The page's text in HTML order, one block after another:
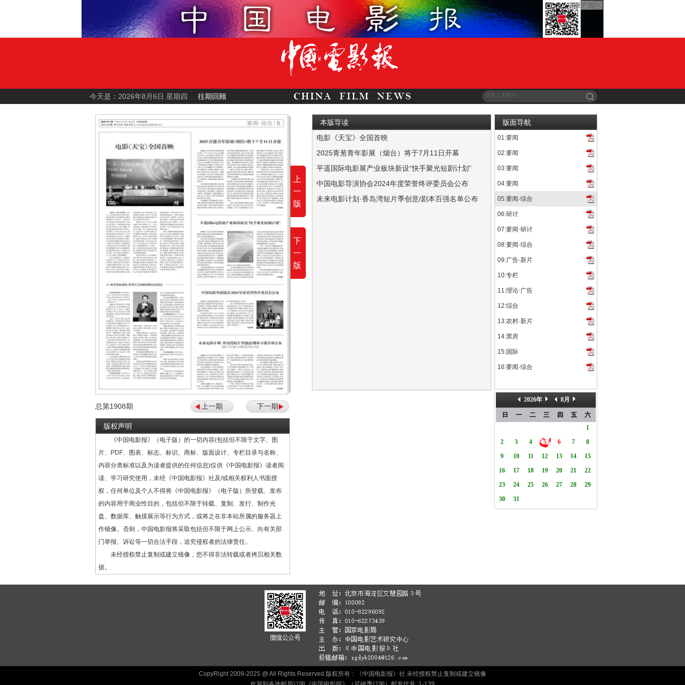
今天是：2026年8月6日 星期四 往期回顾
上
一
版
下
一
版
总第1908期 上一期 下一期
版权声明
《中国电影报》（电子版）的一切内容(包括但不限于文字、图
片、PDF、图表、标志、标识、商标、版面设计、专栏目录与名称、
内容分类标准以及为读者提供的任何信息)仅供《中国电影报》读者阅
读、学习研究使用，未经《中国电影报》社及/或相关权利人书面授
权，任何单位及个人不得将《中国电影报》（电子版）所登载、发布
的内容用于商业性目的，包括但不限于转载、复制、发行、制作光
盘、数据库、触摸展示等行为方式，或将之在非本站所属的服务器上
作镜像。否则，中国电影报将采取包括但不限于网上公示、向有关部
门举报、诉讼等一切合法手段，追究侵权者的法律责任。
未经授权禁止复制或建立镜像，您不得非法转载或者拷贝相关数
据。
本版导读
电影《天宝》全国首映
本报讯 （记者 李霆钧 ） 7月1日，由著名表演艺术家刘劲、新锐导演艺兮执导的《天宝》全国首映礼在京...
2025青葱青年影展（烟台）将于7月11日开幕
本报讯 2025青葱青年影展（烟台）将于7月11日至14日在山东省烟台市举行。此次影展为“青葱计划”...
平遥国际电影展产业板块新设“快手聚光短剧计划”
本报讯 日前，第九届平遥国际电影展产业板块宣布将聚焦短剧项目，新设“快手聚光短剧计划”。该计划由平遥...
中国电影导演协会2024年度荣誉终评委员会公布
本报讯 中国电影导演协会2024年度荣誉日前确定终评委主席由郑大圣导演担任，张建亚、霍建起、乌尔善、...
未来电影计划·香岛湾短片季创意/剧本百强名单公布
本报讯 日前，由山东省电影局、中国电影评论学会等联合主办，中共烟台市委宣传部、莱阳市委宣传部共同协办...
版面导航
01:要闻
02:要闻
03:要闻
04:要闻
05:要闻·综合
06:研讨
07:要闻·研讨
08:要闻·综合
09:广告·新片
10:专栏
11:理论·广告
12:综合
13:农村·新片
14:票房
15:国际
16:要闻·综合
CopyRight 2009-2025 @ All Rights Reserved.版权所有：《中国电影报》社 未经授权禁止复制或建立镜像